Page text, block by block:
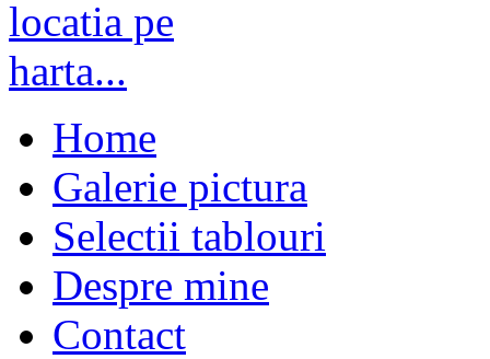
Home
Galerie pictura
Selectii tablouri
Despre mine
Contact